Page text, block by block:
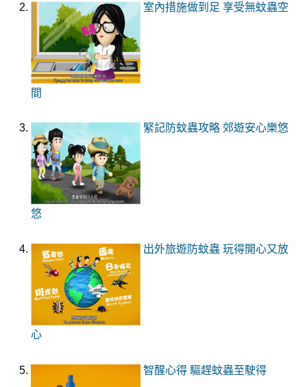
室內措施做到足 享受無蚊蟲空
間
緊記防蚊蟲攻略 郊遊安心樂悠
悠
出外旅遊防蚊蟲 玩得開心又放
心
智醒心得 驅趕蚊蟲至駛得